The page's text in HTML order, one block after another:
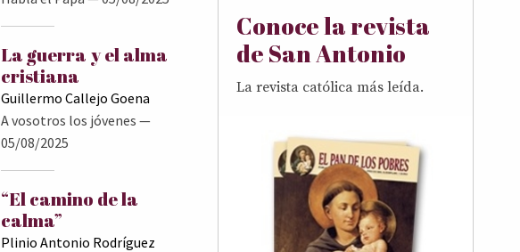
La guerra y el alma
cristiana
Guillermo Callejo Goena
A vosotros los jóvenes —
05/08/2025
“El camino de la
calma”
Plinio Antonio Rodríguez
Conoce la revista
de San Antonio
La revista católica más leída.